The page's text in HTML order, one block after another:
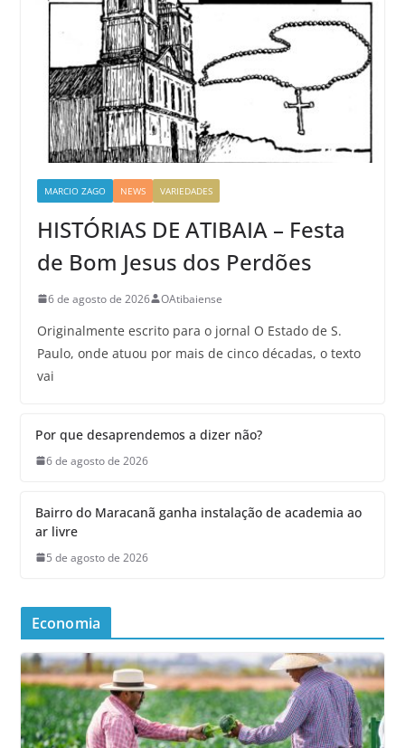
MARCIO ZAGO NEWS VARIEDADES
HISTÓRIAS DE ATIBAIA – Festa
de Bom Jesus dos Perdões
6 de agosto de 2026 OAtibaiense
Originalmente escrito para o jornal O Estado de S.
Paulo, onde atuou por mais de cinco décadas, o texto
vai
Por que desaprendemos a dizer não?
6 de agosto de 2026
Bairro do Maracanã ganha instalação de academia ao
ar livre
5 de agosto de 2026
Economia